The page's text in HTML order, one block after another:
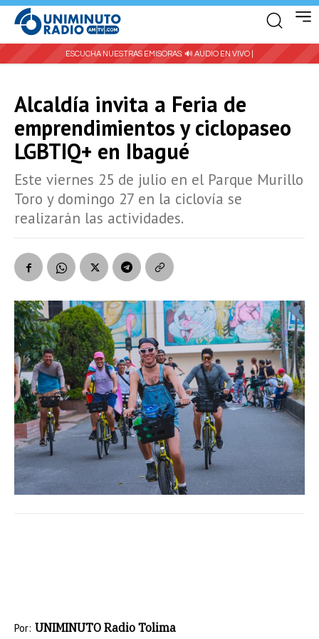
ESCUCHA NUESTRAS EMISORAS: 🔊 AUDIO EN VIVO |
Alcaldía invita a Feria de
emprendimientos y ciclopaseo
LGBTIQ+ en Ibagué
Este viernes 25 de julio en el Parque Murillo
Toro y domingo 27 en la ciclovía se
realizarán las actividades.
Por: UNIMINUTO Radio Tolima